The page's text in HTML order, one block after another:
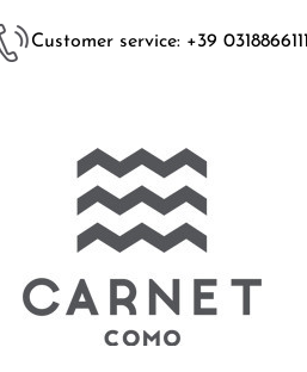
Customer service: +39 0318866111